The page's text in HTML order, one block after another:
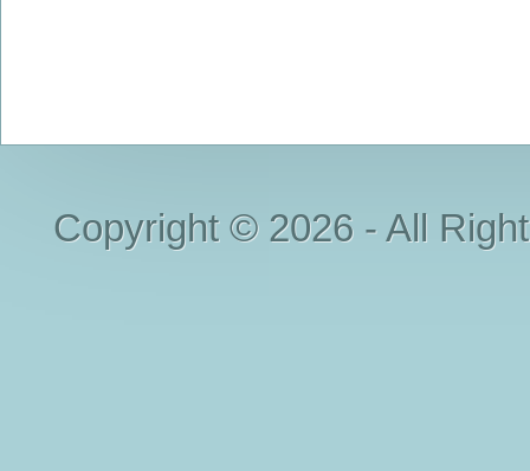
Copyright © 2026 - All